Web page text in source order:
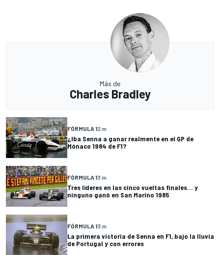
Más de
Charles Bradley
FÓRMULA 12 m
¿Iba Senna a ganar realmente en el GP de
Mónaco 1984 de F1?
FÓRMULA 13 m
Tres líderes en las cinco vueltas finales... y
ninguno ganó en San Marino 1985
FÓRMULA 13 m
La primera victoria de Senna en F1, bajo la lluvia
de Portugal y con errores